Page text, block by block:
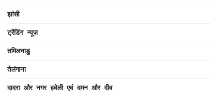
झांसी
ट्रेंडिंग न्यूज़
तमिलनाडु
तेलंगाना
दादरा और नगर हवेली एवं दमन और दीव